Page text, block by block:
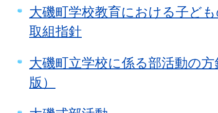
大磯町学校教育における子ど
取組指針
大磯町立学校に係る部活動の
版）